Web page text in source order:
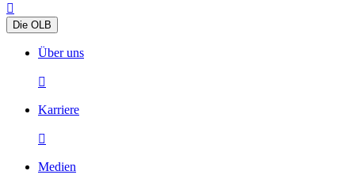

Die OLB
Über uns

Karriere

Medien